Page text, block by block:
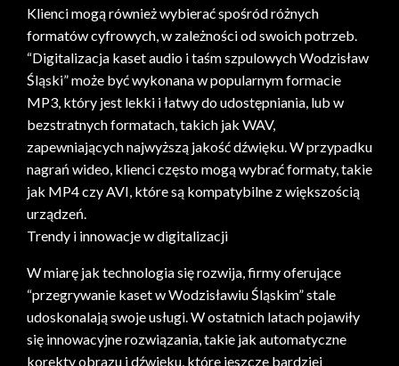
Klienci mogą również wybierać spośród różnych
formatów cyfrowych, w zależności od swoich potrzeb.
“Digitalizacja kaset audio i taśm szpulowych Wodzisław
Śląski” może być wykonana w popularnym formacie
MP3, który jest lekki i łatwy do udostępniania, lub w
bezstratnych formatach, takich jak WAV,
zapewniających najwyższą jakość dźwięku. W przypadku
nagrań wideo, klienci często mogą wybrać formaty, takie
jak MP4 czy AVI, które są kompatybilne z większością
urządzeń.
Trendy i innowacje w digitalizacji
W miarę jak technologia się rozwija, firmy oferujące
“przegrywanie kaset w Wodzisławiu Śląskim” stale
udoskonalają swoje usługi. W ostatnich latach pojawiły
się innowacyjne rozwiązania, takie jak automatyczne
korekty obrazu i dźwięku, które jeszcze bardziej